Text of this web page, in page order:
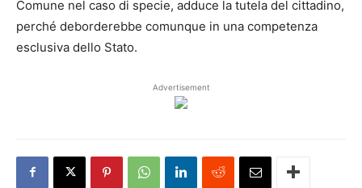
Comune nel caso di specie, adduce la tutela del cittadino,
perché deborderebbe comunque in una competenza
esclusiva dello Stato.
Advertisement